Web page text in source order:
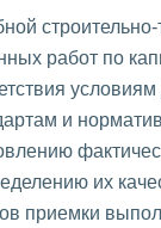
строительно-
работ по
и
их
приемки